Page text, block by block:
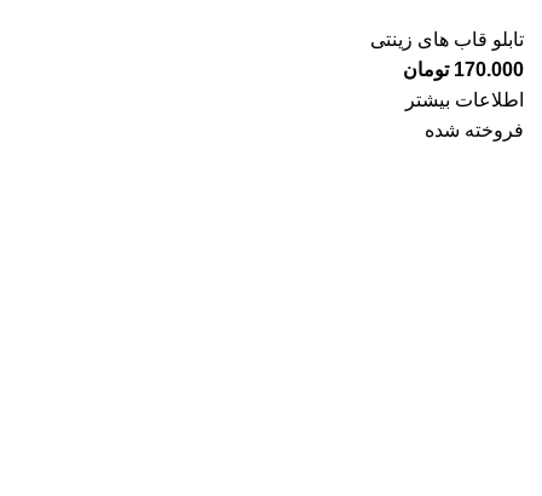
تابلو قاب های زینتی
170.000 تومان
اطلاعات بیشتر
فروخته شده